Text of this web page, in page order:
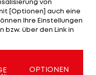
ist
in
auch die U23-
[Optionen] auch eine
Ihre Einstellungen
über den Link in
OPTIONEN